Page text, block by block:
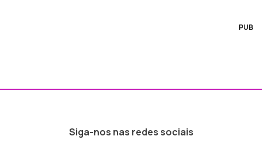
PUB
Siga-nos nas redes sociais